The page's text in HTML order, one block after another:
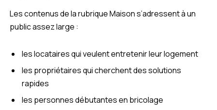
Les contenus de la rubrique Maison s’adressent à un
public assez large :
les locataires qui veulent entretenir leur logement
les propriétaires qui cherchent des solutions
rapides
les personnes débutantes en bricolage